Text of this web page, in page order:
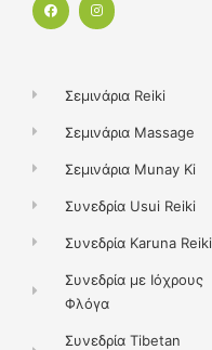
a
n
m
Σεμινάρια Reiki
Σεμινάρια Massage
Σεμινάρια Munay Ki
Συνεδρία Usui Reiki
Συνεδρία Karuna Reiki
Συνεδρία με Ιόχρους
Φλόγα
Συνεδρία Tibetan